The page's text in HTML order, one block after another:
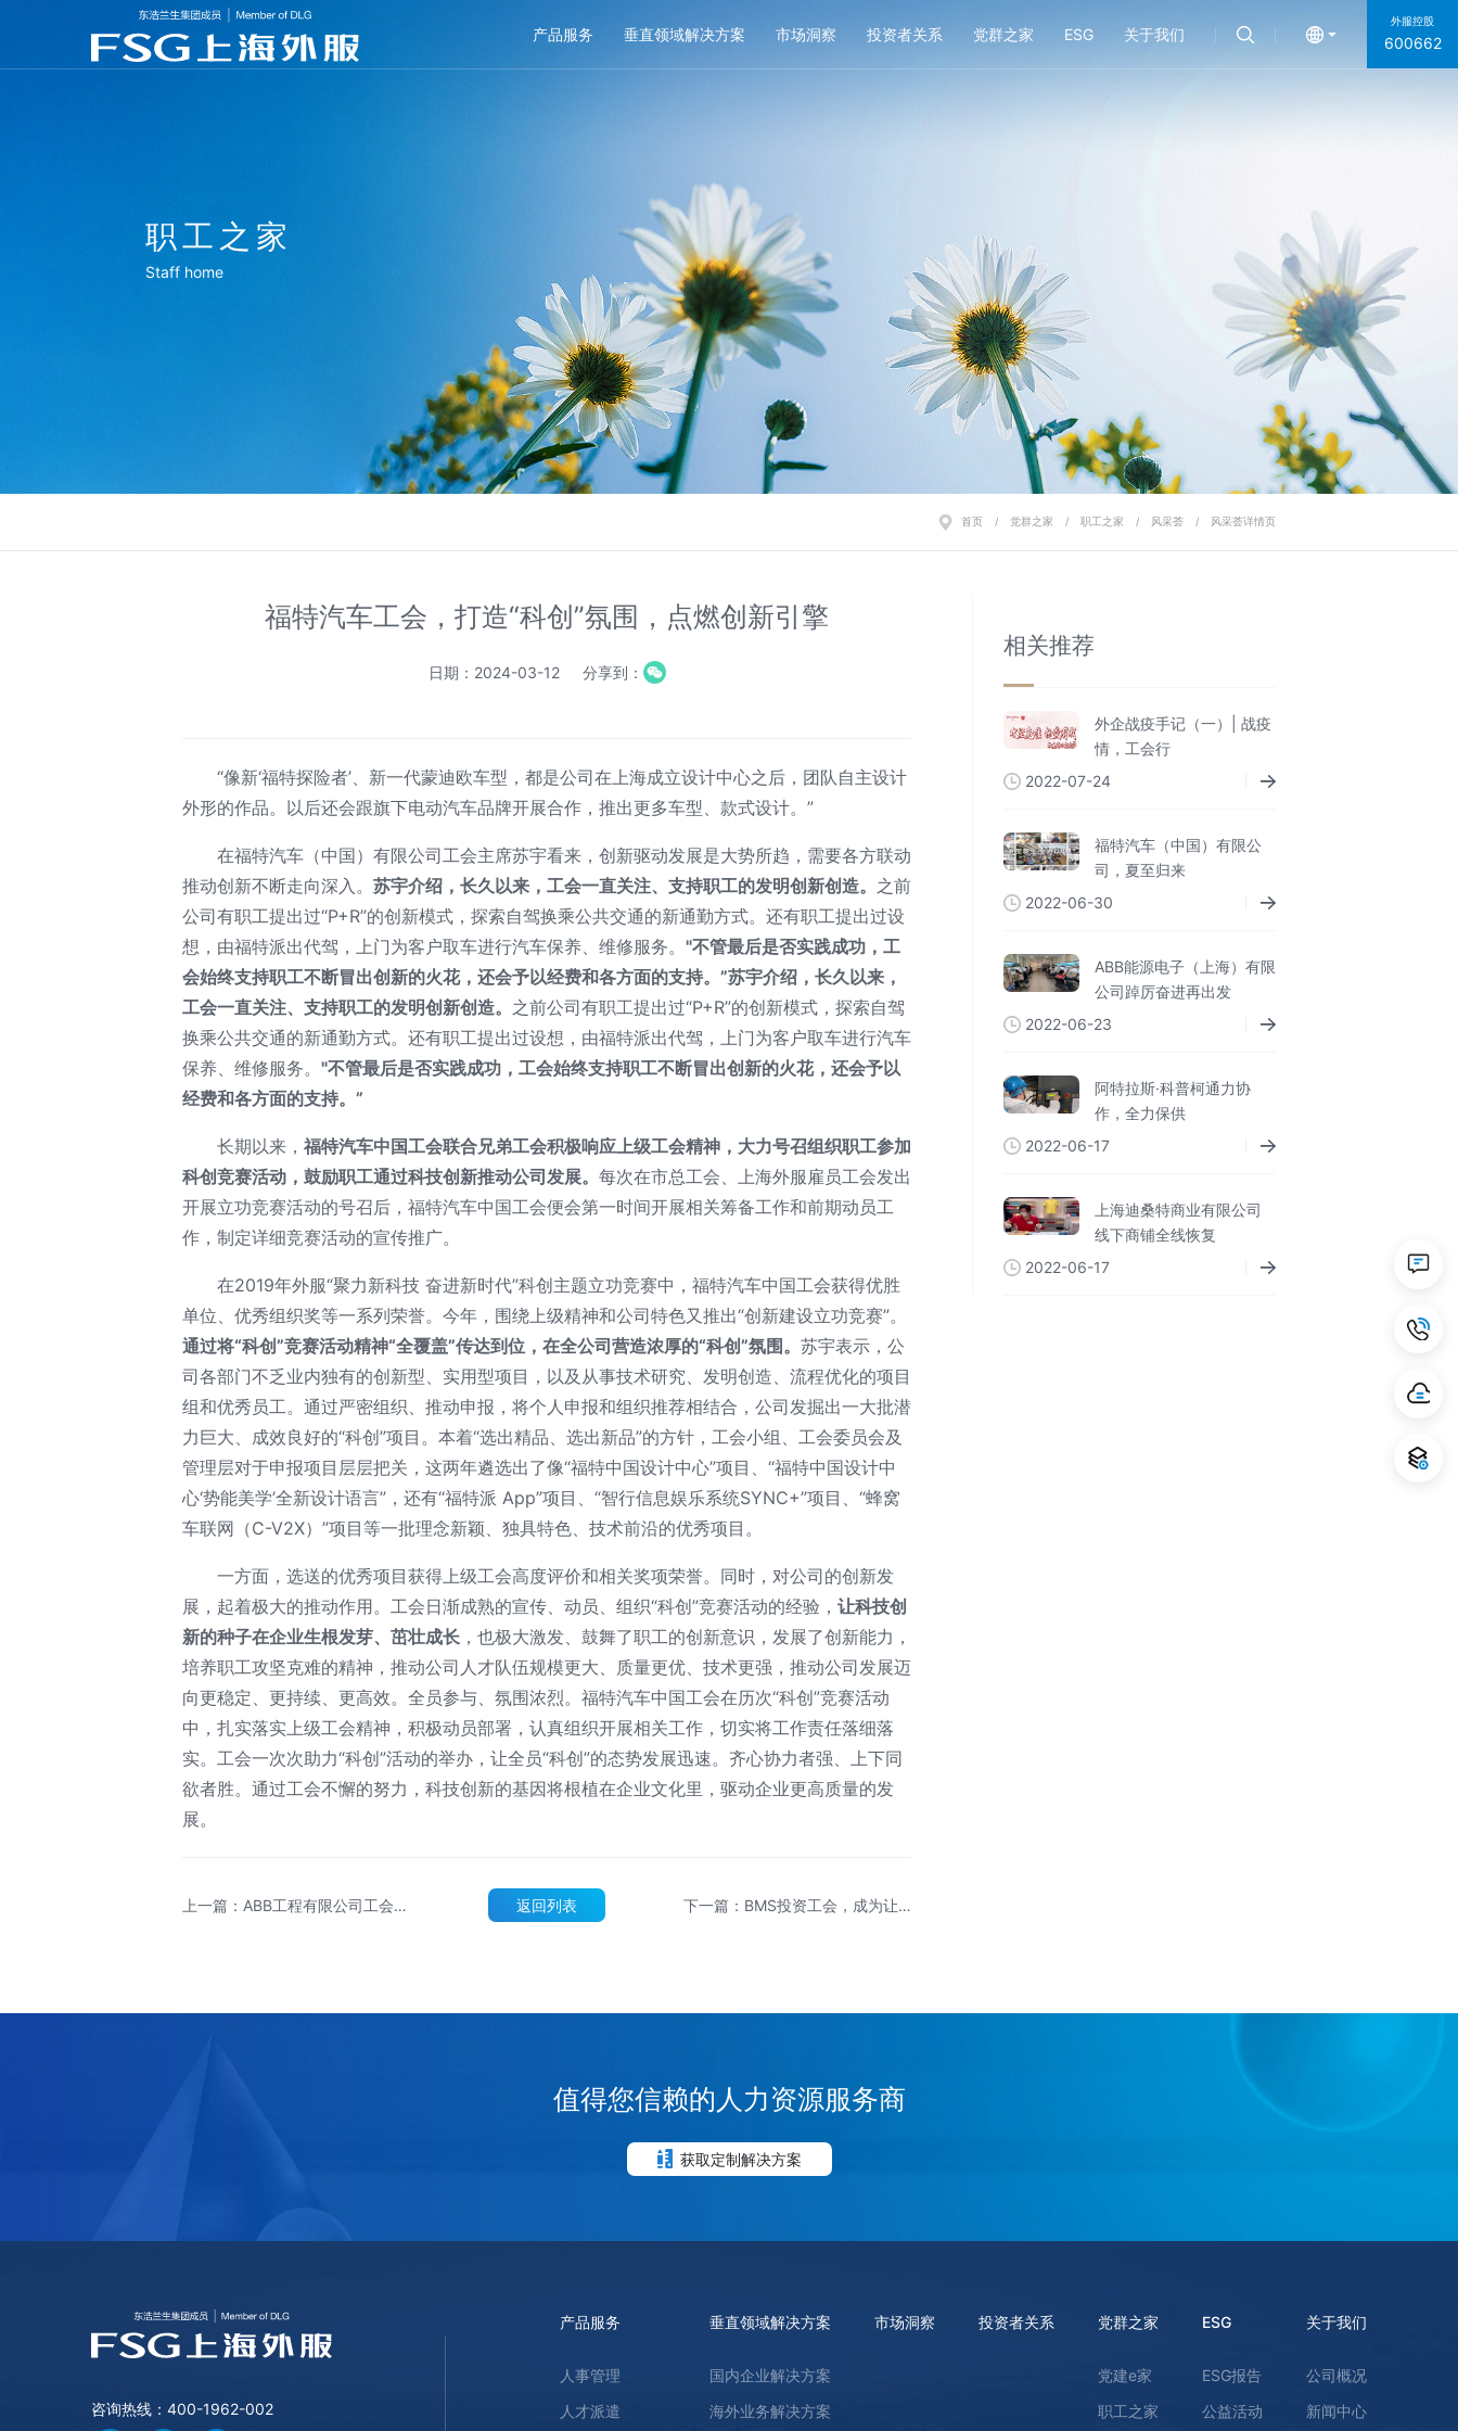
产品服务 垂直领域解决方案 市场洞察 投资者关系 党群之家 ESG 关于我们
外服控股
600662
职工之家
Staff home
首页 / 党群之家 / 职工之家 / 风采荟 / 风采荟详情页
福特汽车工会，打造“科创”氛围，点燃创新引擎
日期：2024-03-12 分享到：
“像新‘福特探险者’、新一代蒙迪欧车型，都是公司在上海成立设计中心之后，团队自主设计
外形的作品。以后还会跟旗下电动汽车品牌开展合作，推出更多车型、款式设计。”
在福特汽车（中国）有限公司工会主席苏宇看来，创新驱动发展是大势所趋，需要各方联动
推动创新不断走向深入。 苏宇介绍，长久以来，工会一直关注、支持职工的发明创新创造。 之前
公司有职工提出过“P+R”的创新模式，探索自驾换乘公共交通的新通勤方式。还有职工提出过设
想，由福特派出代驾，上门为客户取车进行汽车保养、维修服务。 "不管最后是否实践成功，工
会始终支持职工不断冒出创新的火花，还会予以经费和各方面的支持。”苏宇介绍，长久以来，
工会一直关注、支持职工的发明创新创造。 之前公司有职工提出过“P+R”的创新模式，探索自驾
换乘公共交通的新通勤方式。还有职工提出过设想，由福特派出代驾，上门为客户取车进行汽车
保养、维修服务。 "不管最后是否实践成功，工会始终支持职工不断冒出创新的火花，还会予以
经费和各方面的支持。”
长期以来， 福特汽车中国工会联合兄弟工会积极响应上级工会精神，大力号召组织职工参加
科创竞赛活动，鼓励职工通过科技创新推动公司发展。 每次在市总工会、上海外服雇员工会发出
开展立功竞赛活动的号召后，福特汽车中国工会便会第一时间开展相关筹备工作和前期动员工
作，制定详细竞赛活动的宣传推广。
在2019年外服“聚力新科技 奋进新时代”科创主题立功竞赛中，福特汽车中国工会获得优胜
单位、优秀组织奖等一系列荣誉。今年，围绕上级精神和公司特色又推出“创新建设立功竞赛”。
通过将“科创”竞赛活动精神“全覆盖”传达到位，在全公司营造浓厚的“科创”氛围。 苏宇表示，公
司各部门不乏业内独有的创新型、实用型项目，以及从事技术研究、发明创造、流程优化的项目
组和优秀员工。通过严密组织、推动申报，将个人申报和组织推荐相结合，公司发掘出一大批潜
力巨大、成效良好的“科创”项目。本着“选出精品、选出新品”的方针，工会小组、工会委员会及
管理层对于申报项目层层把关，这两年遴选出了像“福特中国设计中心”项目、“福特中国设计中
心‘势能美学’全新设计语言”，还有“福特派 App”项目、“智行信息娱乐系统SYNC+”项目、“蜂窝
车联网（C-V2X）”项目等一批理念新颖、独具特色、技术前沿的优秀项目。
一方面，选送的优秀项目获得上级工会高度评价和相关奖项荣誉。同时，对公司的创新发
展，起着极大的推动作用。工会日渐成熟的宣传、动员、组织“科创”竞赛活动的经验， 让科技创
新的种子在企业生根发芽、茁壮成长 ，也极大激发、鼓舞了职工的创新意识，发展了创新能力，
培养职工攻坚克难的精神，推动公司人才队伍规模更大、质量更优、技术更强，推动公司发展迈
向更稳定、更持续、更高效。全员参与、氛围浓烈。福特汽车中国工会在历次“科创”竞赛活动
中，扎实落实上级工会精神，积极动员部署，认真组织开展相关工作，切实将工作责任落细落
实。工会一次次助力“科创”活动的举办，让全员“科创”的态势发展迅速。齐心协力者强、上下同
欲者胜。通过工会不懈的努力，科技创新的基因将根植在企业文化里，驱动企业更高质量的发
展。
上一篇：ABB工程有限公司工会，
返回列表
下一篇：BMS投资工会，成为让
相关推荐
外企战疫手记（一）| 战疫
情，工会行
2022-07-24
福特汽车（中国）有限公
司，夏至归来
2022-06-30
ABB能源电子（上海）有限
公司踔厉奋进再出发
2022-06-23
阿特拉斯·科普柯通力协
作，全力保供
2022-06-17
上海迪桑特商业有限公司
线下商铺全线恢复
2022-06-17
值得您信赖的人力资源服务商
获取定制解决方案
咨询热线：400-1962-002
产品服务
人事管理
人才派遣
垂直领域解决方案
国内企业解决方案
海外业务解决方案
市场洞察 投资者关系 党群之家
党建e家
职工之家
ESG
ESG报告
公益活动
关于我们
公司概况
新闻中心